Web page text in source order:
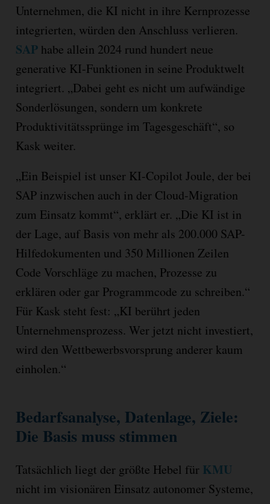
Unternehmen, die KI nicht in ihre Kernprozesse
integrierten, würden den Anschluss verlieren.
SAPhabe allein 2024 rund hundert neue
generative KI-Funktionen in seine Produktwelt
integriert. „Dabei geht es nicht um aufwändige
Sonderlösungen, sondern um konkrete
Produktivitätssprünge im Tagesgeschäft“, so
Kask weiter.
„Ein Beispiel ist unser KI-Copilot Joule, der bei
SAP inzwischen auch in der Cloud-Migration
zum Einsatz kommt“, erklärt er. „Die KI ist in
der Lage, auf Basis von mehr als 200.000 SAP-
Hilfedokumenten und 350 Millionen Zeilen
Code Vorschläge zu machen, Prozesse zu
erklären oder gar Programmcode zu schreiben.“
Für Kask steht fest: „KI berührt jeden
Unternehmensprozess. Wer jetzt nicht investiert,
wird den Wettbewerbsvorsprung anderer kaum
einholen.“
Bedarfsanalyse, Datenlage, Ziele:
Die Basis muss stimmen
Tatsächlich liegt der größte Hebel für KMU
nicht im visionären Einsatz autonomer Systeme,